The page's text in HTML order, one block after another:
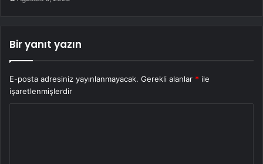
Bir yanıt yazın
E-posta adresiniz yayınlanmayacak. Gerekli alanlar * ile
işaretlenmişlerdir